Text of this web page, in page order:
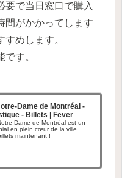
要で当日窓口で購入
間がかかってします
めします。
す。
Dame de Montréal -
- Billets | Fever
Dame de Montréal est un
en plein cœur de la ville.
maintenant !